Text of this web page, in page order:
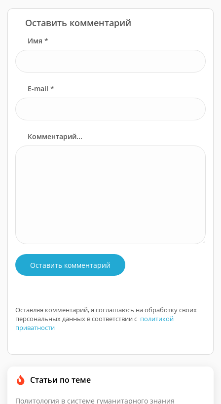
Оставить комментарий
Имя *
E-mail *
Комментарий...
Оставить комментарий
Оставляя комментарий, я соглашаюсь на обработку своих
персональных данных в соответствии с политикой
приватности
Статьи по теме
Политология в системе гуманитарного знания